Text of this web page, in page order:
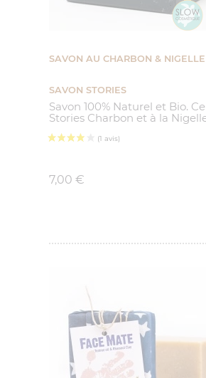
SAVON AU CHARBON & NIGELLE
SAVON STORIES
Savon 100% Naturel et Bio.
Stories Charbon et à la Nigelle
7,00 €